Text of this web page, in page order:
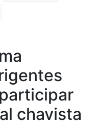
chavista